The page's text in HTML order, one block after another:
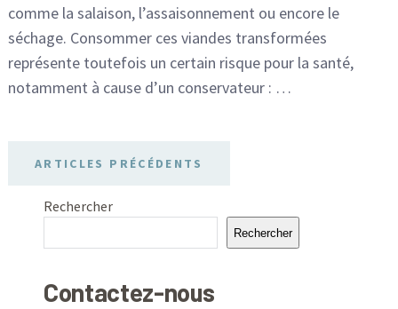
comme la salaison, l’assaisonnement ou encore le
séchage. Consommer ces viandes transformées
représente toutefois un certain risque pour la santé,
notamment à cause d’un conservateur : …
ARTICLES PRÉCÉDENTS
Rechercher
Rechercher
Contactez-nous